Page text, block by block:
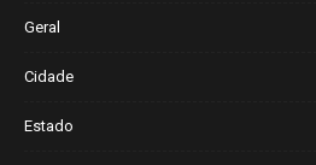
Geral
Cidade
Estado